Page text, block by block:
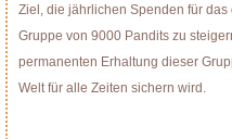
Ziel, die jährlichen Spenden für
Gruppe von 9000 Pandits zu
permanenten Erhaltung dieser
Welt für alle Zeiten sichern wird.